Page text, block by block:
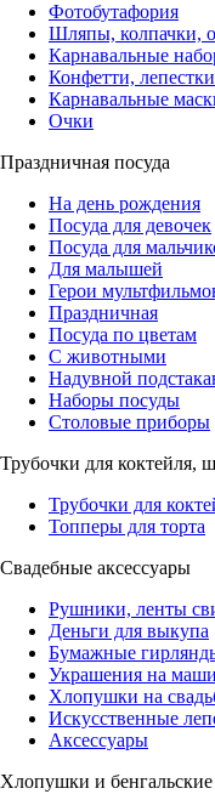
Фотобутафория
Шляпы, колпачки,
Карнавальные
Конфетти,
Карнавальные
Очки
Праздничная посуда
На день рождения
Посуда для девочек
Посуда для
Для малышей
Герои
Праздничная
Посуда по цветам
С животными
Надувной
Наборы посуды
Столовые приборы
Трубочки для коктейля,
Трубочки для
Топперы для торта
Свадебные аксессуары
Рушники, ленты
Деньги для выкупа
Бумажные
Украшения на
Хлопушки на
Искусственные
Аксессуары
Хлопушки и